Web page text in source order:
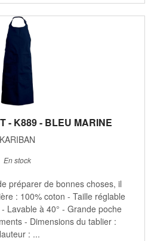
- K889 - BLEU MARINE
KARIBAN
En stock
préparer de bonnes choses, il
: 100% coton - Taille réglable
Lavable à 40° - Grande poche
- Dimensions du tablier :
: ...